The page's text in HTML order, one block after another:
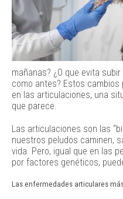
mañanas? ¿O que evita
como antes? Estos
en las articulaciones, una
que parece.
Las articulaciones son las
nuestros peludos caminen,
vida. Pero, igual que en las
por factores genéticos,
Las enfermedades articulares